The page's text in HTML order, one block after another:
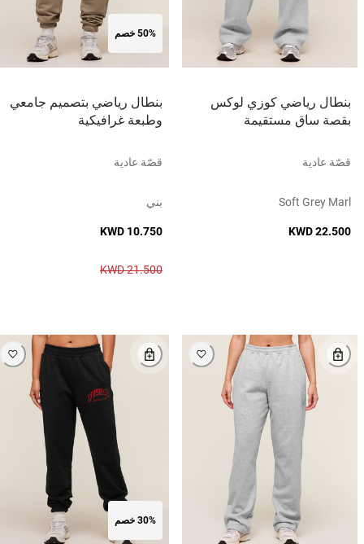
بنطال رياضي كوزي لوكس
بقصة ساق مستقيمة
قصّة عادية
Soft Grey Marl
KWD 22.500
50% خصم
بنطال رياضي بتصميم جامعي
وطبعة غرافيكية
قصّة عادية
بني
KWD 10.750
KWD 21.500
30% خصم